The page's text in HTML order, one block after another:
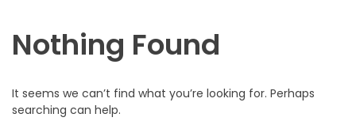
Nothing Found
It seems we can’t find what you’re looking for. Perhaps
searching can help.